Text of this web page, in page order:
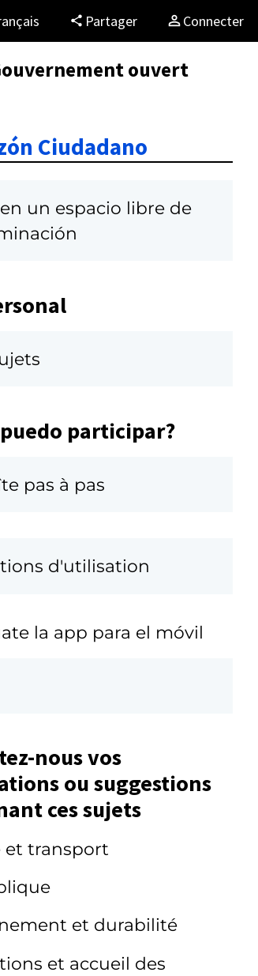
Partager Connecter
ouvert
Ciudadano
un espacio libre de
puedo participar?
pas à pas
d'utilisation
la app para el móvil
nous vos
ou suggestions
ces sujets
et transport
et durabilité
et accueil des